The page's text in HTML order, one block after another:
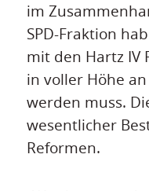
im
SPD-Fraktion
mit den Hartz IV
in voller Höhe
werden muss.
wesentlicher
Reformen.